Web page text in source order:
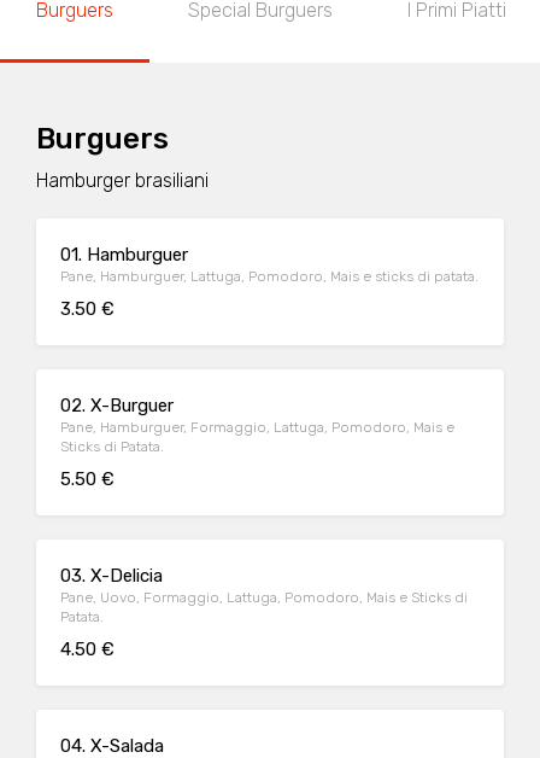
Burguers Special Burguers I Primi Piatti
Burguers
Hamburger brasiliani
01. Hamburguer
Pane, Hamburguer, Lattuga, Pomodoro, Mais e sticks di patata.
3.50 €
02. X-Burguer
Pane, Hamburguer, Formaggio, Lattuga, Pomodoro, Mais e
Sticks di Patata.
5.50 €
03. X-Delicia
Pane, Uovo, Formaggio, Lattuga, Pomodoro, Mais e Sticks di
Patata.
4.50 €
04. X-Salada